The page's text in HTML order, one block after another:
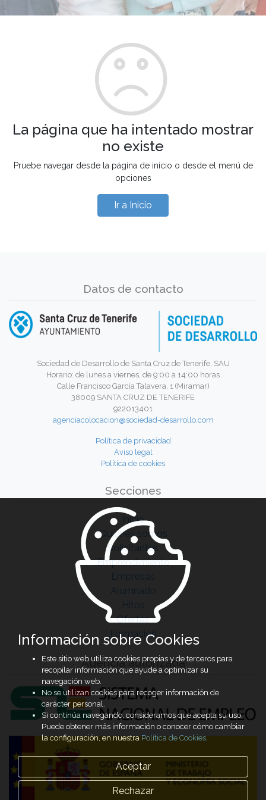
La página que ha intentado mostrar
no existe
Pruebe navegar desde la página de inicio o desde el menú de
opciones
Ir a Inicio
Datos de contacto
Sociedad de Desarrollo de Santa Cruz de Tenerife, SAU
Horario: de lunes a viernes, de 9:00 a 14:00 horas
Calle Francisco García Talavera, 1 (Miramar)
38009 SANTA CRUZ DE TENERIFE
922013401
agenciacolocacion@sociedad-desarrollo.com
Política de privacidad
Aviso legal
Política de cookies
Secciones
Inicio
Quiénes somos
Solicitantes
Emprendimiento
Empresas
Alumnado
Hitos
Ofertas
Formación
Agencia autorizada
Información sobre Cookies
Este sitio web utiliza cookies propias y de terceros para
recopilar información que ayude a optimizar su
navegación web.
No se utilizan cookies para recoger información de
carácter personal.
Si continúa navegando, consideramos que acepta su uso.
Puede obtener más información o conocer cómo cambiar
la configuración, en nuestraPolítica de Cookies.
Aceptar
Rechazar